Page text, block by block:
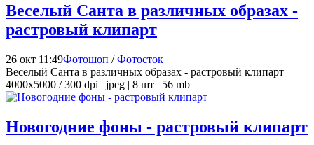
Веселый Санта в различных образах -
растровый клипарт
26 окт 11:49Фотошоп /Фотосток
Веселый Санта в различных образах - растровый клипарт
4000x5000 / 300 dpi | jpeg | 8 шт | 56 mb
Новогодние фоны - растровый клипарт